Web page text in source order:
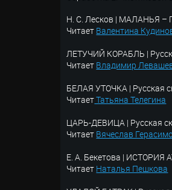
Н. С. Лесков | МАЛАНЬЯ
Читает Валентина
ЛЕТУЧИЙ КОРАБЛЬ |
Читает Владимир
БЕЛАЯ УТОЧКА | Русская
ЧитаетТатьяна Телегина
ЦАРЬ-ДЕВИЦА | Русская
Читает Вячеслав
Е. А. Бекетова |
Читает Наталья Пешкова